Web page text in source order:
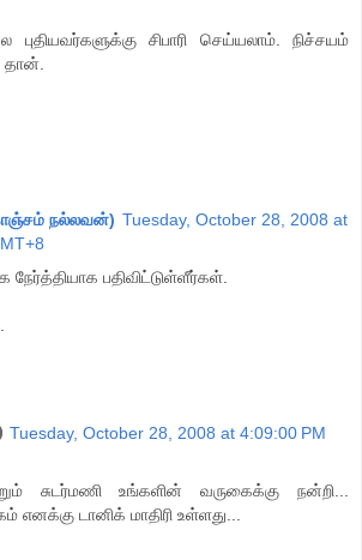
புதியவர்களுக்கு சிபாரி செய்யலாம். நிச்சயம்
தான்.
நல்லவன்) Tuesday, October 28, 2008 at
நேர்த்தியாக பதிவிட்டுள்ளீர்கள்.
Tuesday, October 28, 2008 at 4:09:00 PM
சுடர்மணி உங்களின் வருகைக்கு நன்றி...
டானிக் மாதிரி உள்ளது...